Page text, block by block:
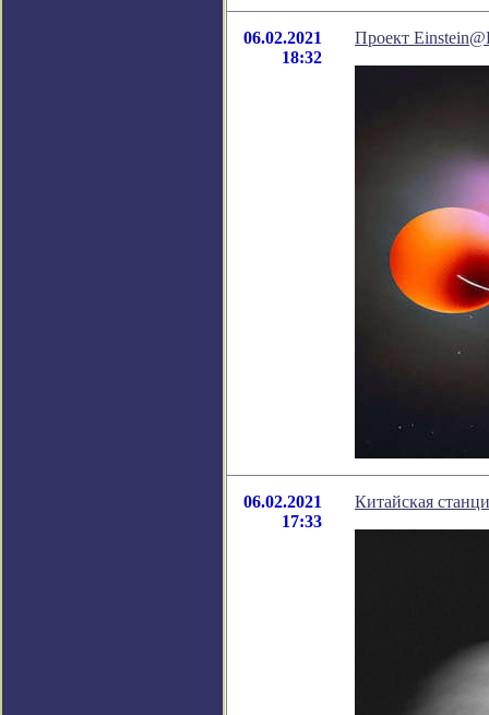
06.02.2021
18:32
Проект
06.02.2021
17:33
Китайская